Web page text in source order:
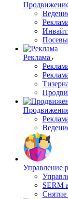
Реклама
Управление
SERM
Снятие